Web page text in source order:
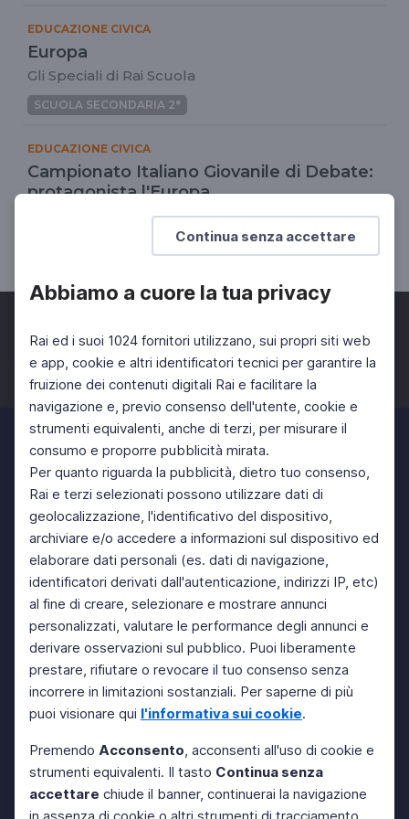
Continua senza accettare
Abbiamo a cuore la tua privacy
Rai ed i suoi 1024 fornitori utilizzano, sui propri siti web
e app, cookie e altri identificatori tecnici per garantire la
fruizione dei contenuti digitali Rai e facilitare la
navigazione e, previo consenso dell'utente, cookie e
strumenti equivalenti, anche di terzi, per misurare il
consumo e proporre pubblicità mirata.
Per quanto riguarda la pubblicità, dietro tuo consenso,
Rai e terzi selezionati possono utilizzare dati di
geolocalizzazione, l'identificativo del dispositivo,
archiviare e/o accedere a informazioni sul dispositivo ed
elaborare dati personali (es. dati di navigazione,
identificatori derivati dall'autenticazione, indirizzi IP, etc)
al fine di creare, selezionare e mostrare annunci
personalizzati, valutare le performance degli annunci e
derivare osservazioni sul pubblico. Puoi liberamente
prestare, rifiutare o revocare il tuo consenso senza
incorrere in limitazioni sostanziali. Per saperne di più
puoi visionare qui l'informativa sui cookie.
Premendo Acconsento, acconsenti all'uso di cookie e
strumenti equivalenti. Il tasto Continua senza
accettare chiude il banner, continuerai la navigazione
EDUCAZIONE CIVICA
Europa
Gli Speciali di Rai Scuola
SCUOLA SECONDARIA 2°
EDUCAZIONE CIVICA
Campionato Italiano Giovanile di Debate:
protagonista l'Europa
Su questa pagina lo streaming della finale
SCUOLA SECONDARIA 2°
Facebook Twitter Instagram